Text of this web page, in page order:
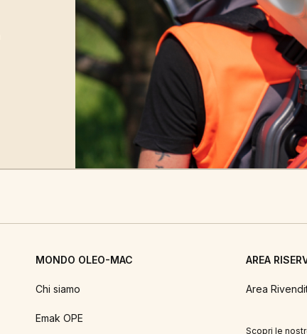
MONDO OLEO-MAC
Chi siamo
Emak OPE
AREA
Area
Scopri le